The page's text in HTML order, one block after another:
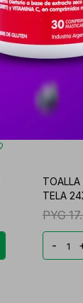
TOALLA
TELA
PYG
-